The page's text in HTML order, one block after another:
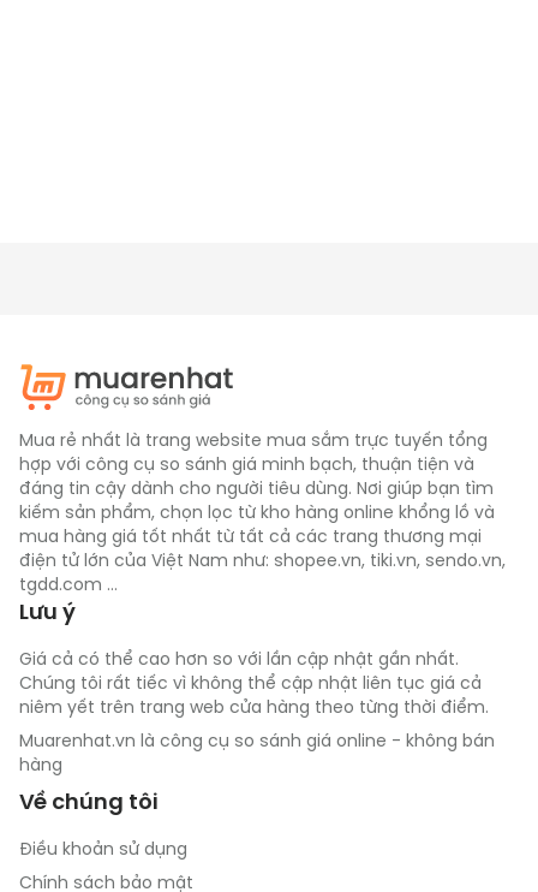
gian sử dụng. Đế cũi vững chắc giữ cho cũi ổn định và
không bị rung lắc, mang lại sự yên tâm tuyệt đối cho
phụ huynh.
Mua rẻ nhất là trang website mua sắm trực tuyến tổng
hợp với công cụ so sánh giá minh bạch, thuận tiện và
đáng tin cậy dành cho người tiêu dùng. Nơi giúp bạn tìm
kiếm sản phẩm, chọn lọc từ kho hàng online khổng lồ và
mua hàng giá tốt nhất từ tất cả các trang thương mại
điện tử lớn của Việt Nam như: shopee.vn, tiki.vn, sendo.vn,
tgdd.com ...
Về chúng tôi
Điều khoản sử dụng
Chính sách bảo mật
Lưu ý
Giá cả có thể cao hơn so với lần cập nhật gần nhất.
Chúng tôi rất tiếc vì không thể cập nhật liên tục giá cả
niêm yết trên trang web cửa hàng theo từng thời điểm.
Muarenhat.vn là công cụ so sánh giá online - không bán
hàng